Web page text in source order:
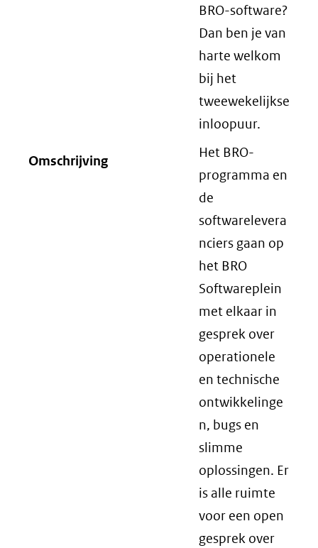
BRO-software?
Dan ben je van
harte welkom
bij het
tweewekelijkse
inloopuur.
Omschrijving
Het BRO-
programma en
de
softwarelevera
nciers gaan op
het BRO
Softwareplein
met elkaar in
gesprek over
operationele
en technische
ontwikkelinge
n, bugs en
slimme
oplossingen. Er
is alle ruimte
voor een open
gesprek over